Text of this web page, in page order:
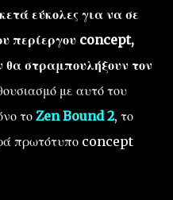
εύκολες για να σε
περίεργου concept,
θα στραμπουλήξουν τον
με αυτό του
το Zen Bound 2, το
πρωτότυπο concept